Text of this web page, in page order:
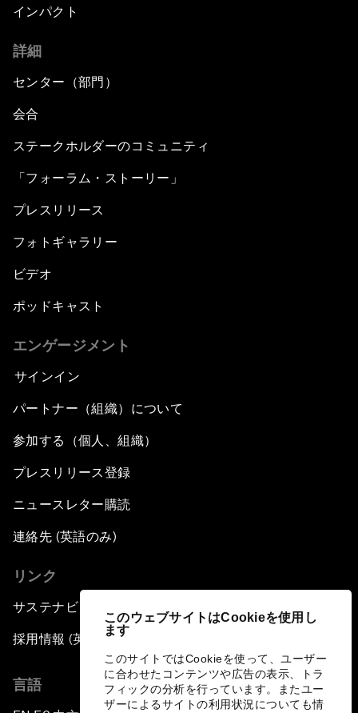
このウェブサイトはCookieを使用し
ます
このサイトではCookieを使って、ユーザー
に合わせたコンテンツや広告の表示、トラ
フィックの分析を行っています。またユー
ザーによるサイトの利用状況についても情
インパクト
詳細
センター（部門）
会合
ステークホルダーのコミュニティ
「フォーラム・ストーリー」
プレスリリース
フォトギャラリー
ビデオ
ポッドキャスト
エンゲージメント
サインイン
パートナー（組織）について
参加する（個人、組織）
プレスリリース登録
ニュースレター購読
連絡先 (英語のみ)
リンク
サステナビリティへの取り組み
採用情報 (英語のみ)
言語